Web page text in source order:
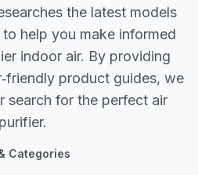
the latest models
help you make informed
indoor air. By providing
product guides, we
search for the perfect air
purifier.
Categories